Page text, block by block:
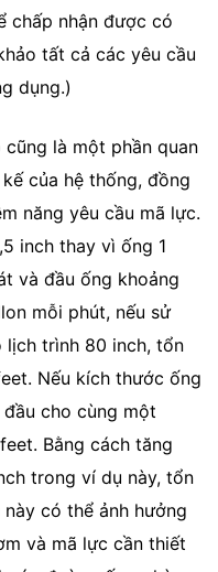
chấp nhận được có
tất cả các yêu cầu
dụng.)
là một phần quan
của hệ thống, đồng
năng yêu cầu mã lực.
inch thay vì ống 1
và đầu ống khoảng
mỗi phút, nếu sử
lịch trình 80 inch, tổn
Nếu kích thước ống
cho cùng một
Bằng cách tăng
trong ví dụ này, tổn
có thể ảnh hưởng
và mã lực cần thiết